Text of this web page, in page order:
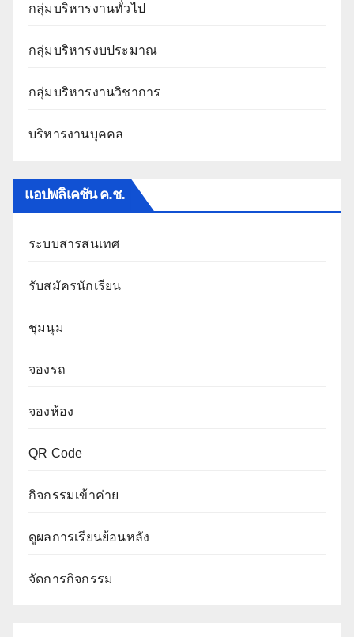
กลุ่มบริหารงานทั่วไป
กลุ่มบริหารงบประมาณ
กลุ่มบริหารงานวิชาการ
บริหารงานบุคคล
แอปพลิเคชัน ค.ช.
ระบบสารสนเทศ
รับสมัครนักเรียน
ชุมนุม
จองรถ
จองห้อง
QR Code
กิจกรรมเข้าค่าย
ดูผลการเรียนย้อนหลัง
จัดการกิจกรรม